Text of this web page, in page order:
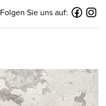
Folgen Sie uns auf: